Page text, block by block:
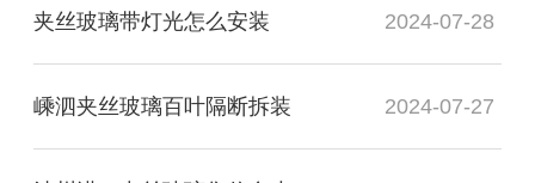
夹丝玻璃带灯光怎么安装 2024-07-28
嵊泗夹丝玻璃百叶隔断拆装 2024-07-27